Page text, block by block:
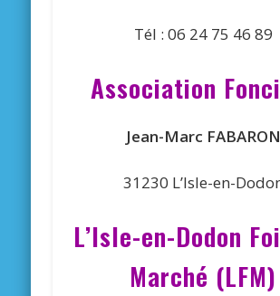
Tél : 06 24 75 46 89
Association
Jean-Marc FABARON
31230 L’Isle-en-
L’Isle-en-Dodon
Marché (LFM)